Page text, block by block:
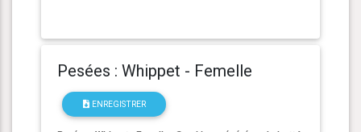
Pesées : Whippet - Femelle
ENREGISTRER